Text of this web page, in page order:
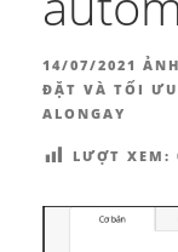
ĐĂNG
TRONG
14/07/2021
ĐẶT VÀ TỐI ƯU
ALONGAY
LƯỢT XEM: